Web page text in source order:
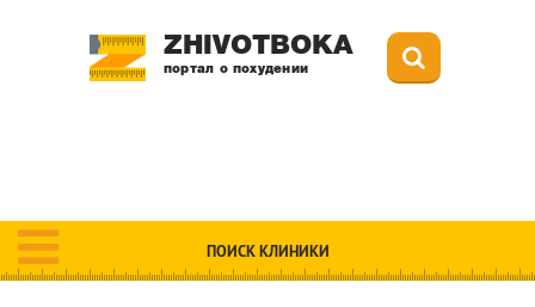
ZHIVOTBOKA
портал о похудении
ПОИСК КЛИНИКИ